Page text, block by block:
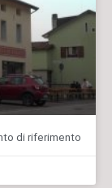
di riferimento